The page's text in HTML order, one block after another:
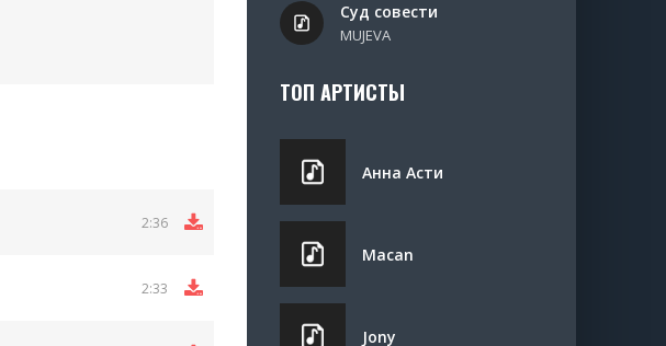
2:36
2:33
Суд совести
MUJEVA
ТОП АРТИСТЫ
Анна Асти
Macan
Jony